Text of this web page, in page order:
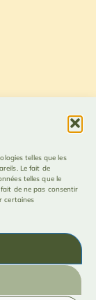
telles que les
Le fait de
telles que le
de ne pas consentir
certaines
: